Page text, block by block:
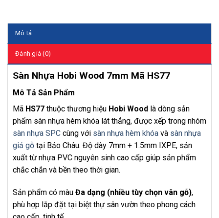
Mô tả
Đánh giá (0)
Sàn Nhựa Hobi Wood 7mm Mã HS77
Mô Tả Sản Phẩm
Mã HS77 thuộc thương hiệu Hobi Wood là dòng sản
phẩm sàn nhựa hèm khóa lát thẳng, được xếp trong nhóm
sàn nhựa SPC cùng với sàn nhựa hèm khóa và sàn nhựa
giả gỗ tại Bảo Châu. Độ dày 7mm + 1.5mm IXPE, sản
xuất từ nhựa PVC nguyên sinh cao cấp giúp sản phẩm
chắc chắn và bền theo thời gian.
Sản phẩm có màu Đa dạng (nhiều tùy chọn vân gỗ),
phù hợp lắp đặt tại biệt thự sân vườn theo phong cách